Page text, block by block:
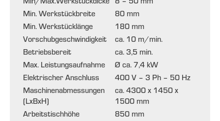
Min. Werkstückbreite
80 mm
Min. Werkstücklänge
180 mm
Vorschubgeschwindigkeit
ca. 10 m/min.
Betriebsbereit
ca. 3,5 min.
Max. Leistungsaufnahme
Ø ca. 7,4 kW
Elektrischer Anschluss
400 V – 3 Ph – 50 Hz
Maschinenabmessungen
(LxBxH)
ca. 4300 x 1450 x
1500 mm
Arbeitstischhöhe
850 mm